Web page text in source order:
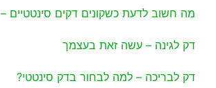
מה חשוב לדעת כשקונים דקים סינטטיים – 5 טיפים
דק לגינה – עשה זאת בעצמך
דק לבריכה – למה לבחור בדק סינטטי?